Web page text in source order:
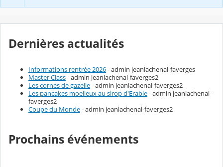
Dernières actualités
Informations rentrée 2026- admin jeanlachenal-faverges
Master Class- admin jeanlachenal-faverges2
Les cornes de gazelle- admin jeanlachenal-faverges2
Les pancakes moelleux au sirop d'Erable- admin jeanlachenal-
faverges2
Coupe du Monde- admin jeanlachenal-faverges2
Prochains événements